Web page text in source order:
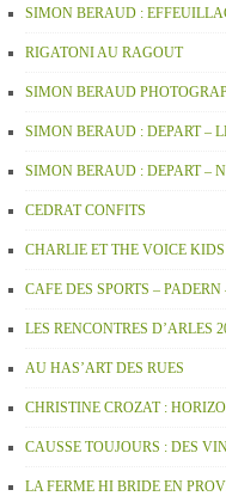
SIMON BERAUD :
RIGATONI AU RAGOUT
SIMON BERAUD
SIMON BERAUD : DEPART –
SIMON BERAUD : DEPART –
CEDRAT CONFITS
CHARLIE ET THE VOICE KIDS
CAFE DES SPORTS – PADERN
LES RENCONTRES D’ARLES
AU HAS’ART DES RUES
CHRISTINE CROZAT :
CAUSSE TOUJOURS : DES
LA FERME HI BRIDE EN